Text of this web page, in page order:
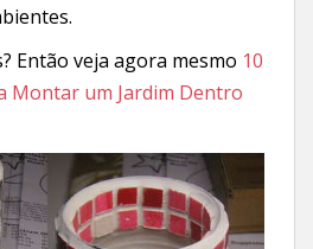
Então veja agora mesmo 10
Montar um Jardim Dentro